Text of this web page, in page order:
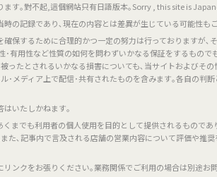
す｡對不起,這個網站只有日語版本｡Sorry , this site is
の記録であり､現在の内容とは差異が生じている可能性も
保するために合理的かつ一定の努力は行っておりますが､
･有用性など性質の如何を問わずいかなる保証をするもので
ったとされるいかなる損害についても､当サイトおよびそ
･メディア上で配信･共有されたものを含みます｡各自の判
いたしかねます｡
までも利用者の個人使用を目的として提供されるものであ
た､記事内で言及される店舗の営業内容について評価や推
ンクをお張りください｡業務関係でご利用の場合は別途お